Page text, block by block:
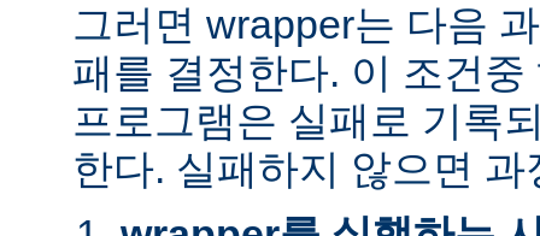
그러면 wrapper는 다음
패를 결정한다. 이 조건
프로그램은 실패로 기록
한다. 실패하지 않으면